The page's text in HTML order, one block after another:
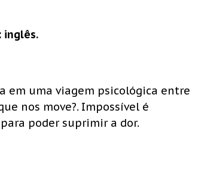
inglês.
em uma viagem psicológica entre
nos move?. Impossível é
poder suprimir a dor.